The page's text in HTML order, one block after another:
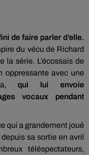
de faire parler d’elle.
du vécu de Richard
la série. L’écossais de
oppressante avec une
qui lui envoie
vocaux pendant
qui a grandement joué
sa sortie en avril
téléspectateurs,